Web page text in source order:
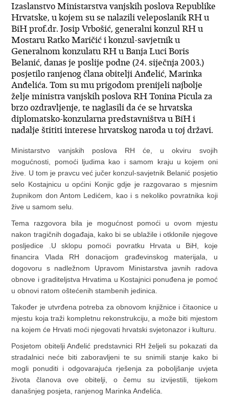
Izaslanstvo Ministarstva vanjskih poslova Republike
Hrvatske, u kojem su se nalazili veleposlanik RH u
BiH prof.dr. Josip Vrbošić, generalni konzul RH u
Mostaru Ratko Maričić i konzul-savjetnik u
Generalnom konzulatu RH u Banja Luci Boris
Belanić, danas je poslije podne (24. siječnja 2003.)
posjetilo ranjenog člana obitelji Anđelić, Marinka
Anđelića. Tom su mu prigodom prenijeli najbolje
želje ministra vanjskih poslova RH Tonina Picula za
brzo ozdravljenje, te naglasili da će se hrvatska
diplomatsko-konzularna predstavništva u BiH i
nadalje štititi interese hrvatskog naroda u toj državi.
Ministarstvo vanjskih poslova RH će, u okviru svojih
mogućnosti, pomoći ljudima kao i samom kraju u kojem oni
žive. U tom je pravcu već jučer konzul-savjetnik Belanić posjetio
selo Kostajnicu u općini Konjic gdje je razgovarao s mjesnim
župnikom don Antom Ledićem, kao i s nekoliko povratnika koji
žive u samom selu.
Tema razgovora bila je mogućnost pomoći u ovom mjestu
nakon tragičnih događaja, kako bi se ublažile i otklonile njegove
posljedice .U sklopu pomoći povratku Hrvata u BiH, koje
financira Vlada RH donacijom građevinskog materijala, u
dogovoru s nadležnom Upravom Ministarstva javnih radova
obnove i graditeljstva Hrvatima u Kostajnici ponuđena je pomoć
u obnovi ratom oštećenih stambenih jedinica.
Također je utvrđena potreba za obnovom knjižnice i čitaonice u
mjestu koja traži kompletnu rekonstrukciju, a može biti mjestom
na kojem će Hrvati moći njegovati hrvatski svjetonazor i kulturu.
Posjetom obitelji Anđelić predstavnici RH željeli su pokazati da
stradalnici neće biti zaboravljeni te su snimili stanje kako bi
mogli ponuditi i odgovarajuća rješenja za poboljšanje uvjeta
života članova ove obitelji, o čemu su izvijestili, tijekom
današnjeg posjeta, ranjenog Marinka Anđelića.